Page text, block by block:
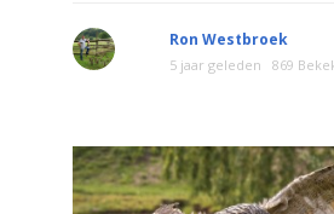
Ron Westbroek
5 jaar geleden 869